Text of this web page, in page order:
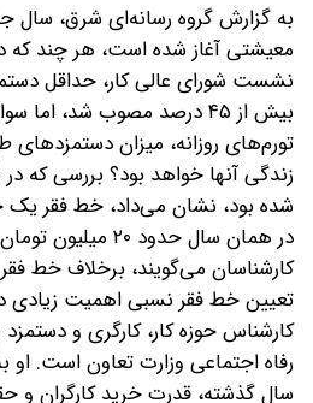
به گزارش گروه رسانه‌ای شرق، سال
معیشتی آغاز شده است، هر چند
بیش از ۴۵ درصد مصوب شد،
تورم‌های روزانه، میزان دستمزدهای
زندگی آنها خواهد بود؟ بررسی که
در همان سال حدود ۲۰
کارشناسان می‌گویند، بر‌خلاف خط
تعیین خط فقر نسبی اهمیت زیادی
کارشناس حوزه کار، کارگری و
رفاه اجتماعی وزارت تعاون است.
سال گذشته، قدرت خرید کارگران و